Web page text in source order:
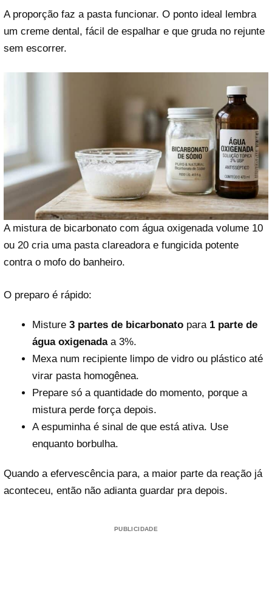
A proporção faz a pasta funcionar. O ponto ideal lembra
um creme dental, fácil de espalhar e que gruda no rejunte
sem escorrer.
A mistura de bicarbonato com água oxigenada volume 10
ou 20 cria uma pasta clareadora e fungicida potente
contra o mofo do banheiro.
O preparo é rápido:
Misture 3 partes de bicarbonatopara 1 parte de
água oxigenadaa 3%.
Mexa num recipiente limpo de vidro ou plástico até
virar pasta homogênea.
Prepare só a quantidade do momento, porque a
mistura perde força depois.
A espuminha é sinal de que está ativa. Use
enquanto borbulha.
Quando a efervescência para, a maior parte da reação já
aconteceu, então não adianta guardar pra depois.
PUBLICIDADE